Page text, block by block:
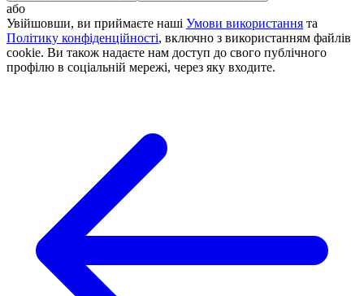
або
Увійшовши, ви приймаєте наші Умови використання та
Політику конфіденційності, включно з використанням файлів
cookie. Ви також надаєте нам доступ до свого публічного
профілю в соціальній мережі, через яку входите.